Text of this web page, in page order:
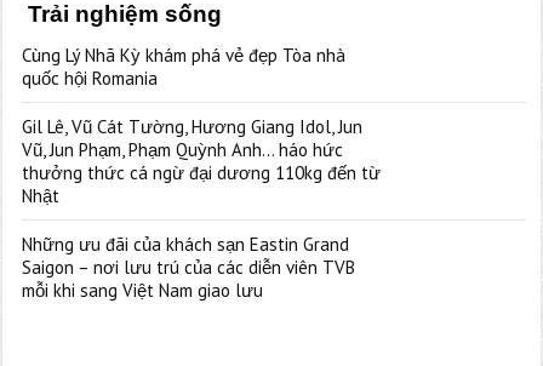
Trải nghiệm sống
Cùng Lý Nhã Kỳ khám phá vẻ đẹp Tòa nhà
quốc hội Romania
Gil Lê, Vũ Cát Tường, Hương Giang Idol, Jun
Vũ, Jun Phạm, Phạm Quỳnh Anh… háo hức
thưởng thức cá ngừ đại dương 110kg đến từ
Nhật
Những ưu đãi của khách sạn Eastin Grand
Saigon – nơi lưu trú của các diễn viên TVB
mỗi khi sang Việt Nam giao lưu